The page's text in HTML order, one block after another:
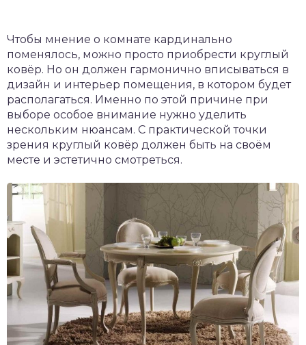
Чтобы мнение о комнате кардинально
поменялось, можно просто приобрести круглый
ковёр. Но он должен гармонично вписываться в
дизайн и интерьер помещения, в котором будет
располагаться. Именно по этой причине при
выборе особое внимание нужно уделить
нескольким нюансам. С практической точки
зрения круглый ковёр должен быть на своём
месте и эстетично смотреться.